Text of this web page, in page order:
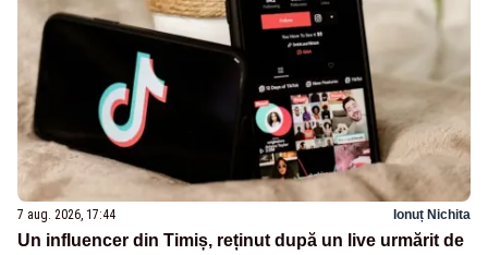
7 aug. 2026, 17:44 Ionuț Nichita
Un influencer din Timiș, reținut după un live urmărit de